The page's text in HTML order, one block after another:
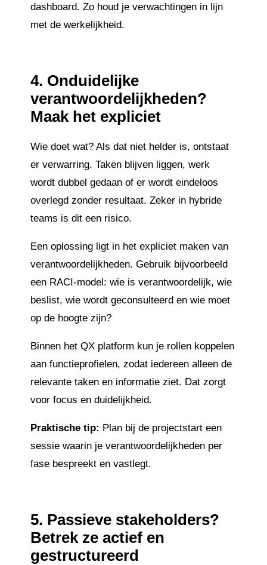
dashboard. Zo houd je verwachtingen in lijn
met de werkelijkheid.
4. Onduidelijke
verantwoordelijkheden?
Maak het expliciet
Wie doet wat? Als dat niet helder is, ontstaat
er verwarring. Taken blijven liggen, werk
wordt dubbel gedaan of er wordt eindeloos
overlegd zonder resultaat. Zeker in hybride
teams is dit een risico.
Een oplossing ligt in het expliciet maken van
verantwoordelijkheden. Gebruik bijvoorbeeld
een RACI-model: wie is verantwoordelijk, wie
beslist, wie wordt geconsulteerd en wie moet
op de hoogte zijn?
Binnen het QX platform kun je rollen koppelen
aan functieprofielen, zodat iedereen alleen de
relevante taken en informatie ziet. Dat zorgt
voor focus en duidelijkheid.
Praktische tip: Plan bij de projectstart een
sessie waarin je verantwoordelijkheden per
fase bespreekt en vastlegt.
5. Passieve stakeholders?
Betrek ze actief en
gestructureerd